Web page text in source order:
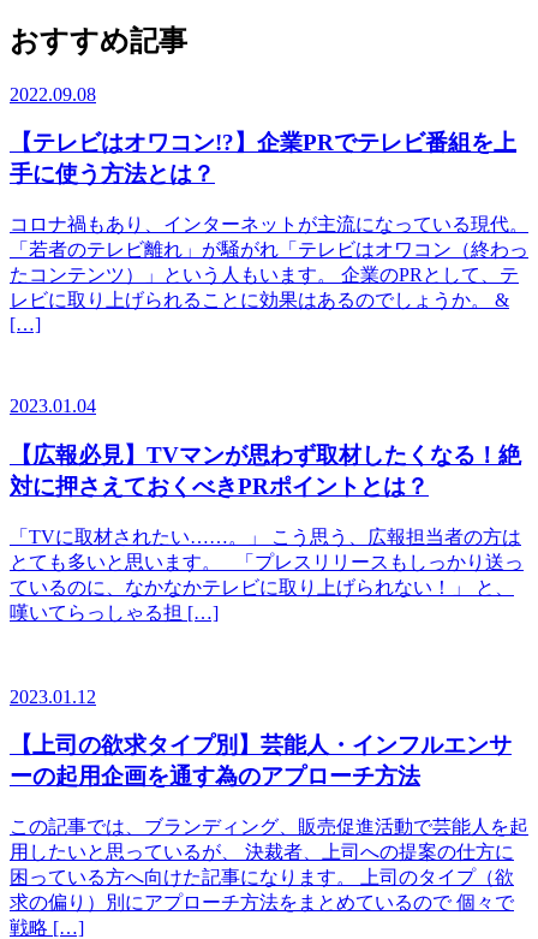
おすすめ記事
2022.09.08
【テレビはオワコン!?】企業PRでテレビ番組を上
手に使う方法とは？
コロナ禍もあり、インターネットが主流になっている現代。
「若者のテレビ離れ」が騒がれ「テレビはオワコン（終わっ
たコンテンツ）」という人もいます。 企業のPRとして、テ
レビに取り上げられることに効果はあるのでしょうか。 &
[…]
2023.01.04
【広報必見】TVマンが思わず取材したくなる！絶
対に押さえておくべきPRポイントとは？
「TVに取材されたい……。」 こう思う、広報担当者の方は
とても多いと思います。 「プレスリリースもしっかり送っ
ているのに、なかなかテレビに取り上げられない！」 と、
嘆いてらっしゃる担 […]
2023.01.12
【上司の欲求タイプ別】芸能人・インフルエンサ
ーの起用企画を通す為のアプローチ方法
この記事では、ブランディング、販売促進活動で芸能人を起
用したいと思っているが、 決裁者、上司への提案の仕方に
困っている方へ向けた記事になります。 上司のタイプ（欲
求の偏り）別にアプローチ方法をまとめているので 個々で
戦略 […]